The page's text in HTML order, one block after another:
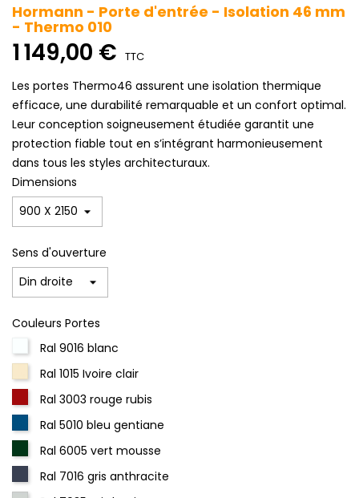
Hormann - Porte d'entrée - Isolation 46 mm
- Thermo 010
1 149,00 € TTC
Les portes Thermo46 assurent une isolation thermique
efficace, une durabilité remarquable et un confort optimal.
Leur conception soigneusement étudiée garantit une
protection fiable tout en s’intégrant harmonieusement
dans tous les styles architecturaux.
Dimensions
Sens d'ouverture
Couleurs Portes
Ral 9016 blanc
Ral 1015 Ivoire clair
Ral 3003 rouge rubis
Ral 5010 bleu gentiane
Ral 6005 vert mousse
Ral 7016 gris anthracite